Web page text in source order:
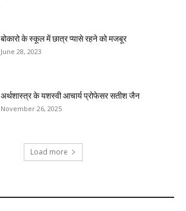
बोकारो के स्कूल में छात्र प्यासे रहने को मजबूर
June 28, 2023
अर्थशास्त्र के यशस्वी आचार्य प्रोफेसर सतीश जैन
November 26, 2025
Load more